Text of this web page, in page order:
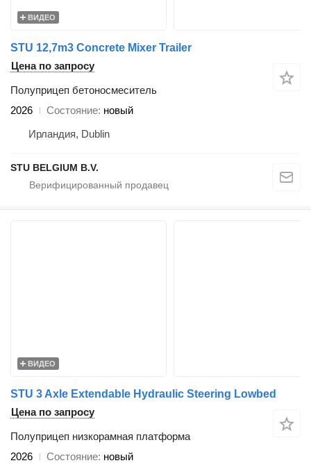
ВИДЕО
STU 12,7m3 Concrete Mixer Trailer
Цена по запросу
Полуприцеп бетоносмеситель
2026
Состояние новый
Ирландия, Dublin
STU BELGIUM B.V.
ВИДЕО
STU 3 Axle Extendable Hydraulic Steering Lowbed
Цена по запросу
Полуприцеп низкорамная платформа
2026
Состояние новый